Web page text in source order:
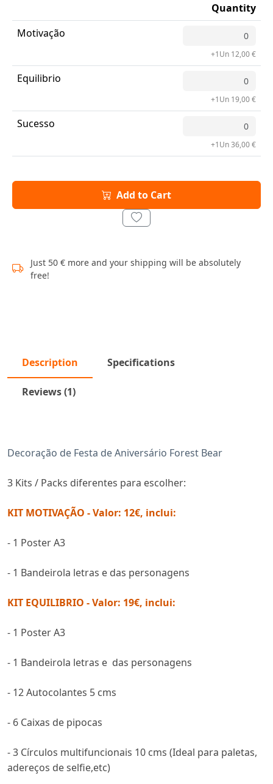
Quantity
Motivação
+1Un 12,00 €
Equilibrio
+1Un 19,00 €
Sucesso
+1Un 36,00 €
Add to Cart
Just 50 € more and your shipping will be absolutely
free!
Description Specifications
Reviews (1)
Decoração de Festa de Aniversário Forest Bear
3 Kits / Packs diferentes para escolher:
KIT MOTIVAÇÃO - Valor: 12€, inclui:
- 1 Poster A3
- 1 Bandeirola letras e das personagens
KIT EQUILIBRIO - Valor: 19€, inclui:
- 1 Poster A3
- 1 Bandeirola letras e das personagens
- 12 Autocolantes 5 cms
- 6 Caixas de pipocas
- 3 Círculos multifuncionais 10 cms (Ideal para paletas,
adereços de selfie,etc)